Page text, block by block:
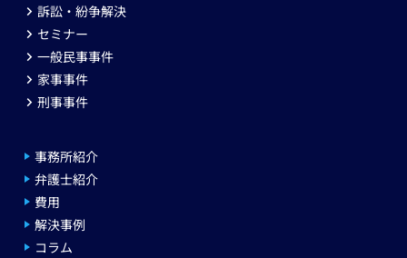
訴訟・紛争解決
セミナー
一般民事事件
家事事件
刑事事件
事務所紹介
弁護士紹介
費用
解決事例
コラム